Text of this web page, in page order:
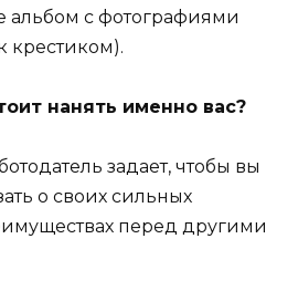
альбом с фотографиями
крестиком).
нанять именно вас?
задает, чтобы вы
о своих сильных
перед другими